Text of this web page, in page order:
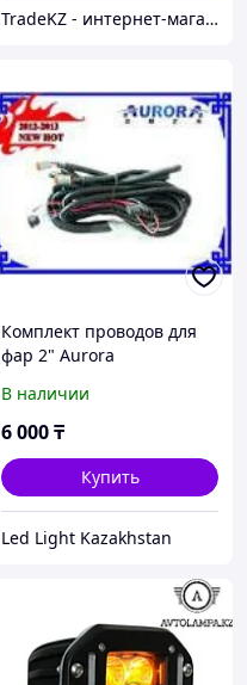
TradeKZ - интернет-магазин
Комплект проводов для
фар 2" Aurora
В наличии
6 000₸
Купить
Led Light Kazakhstan